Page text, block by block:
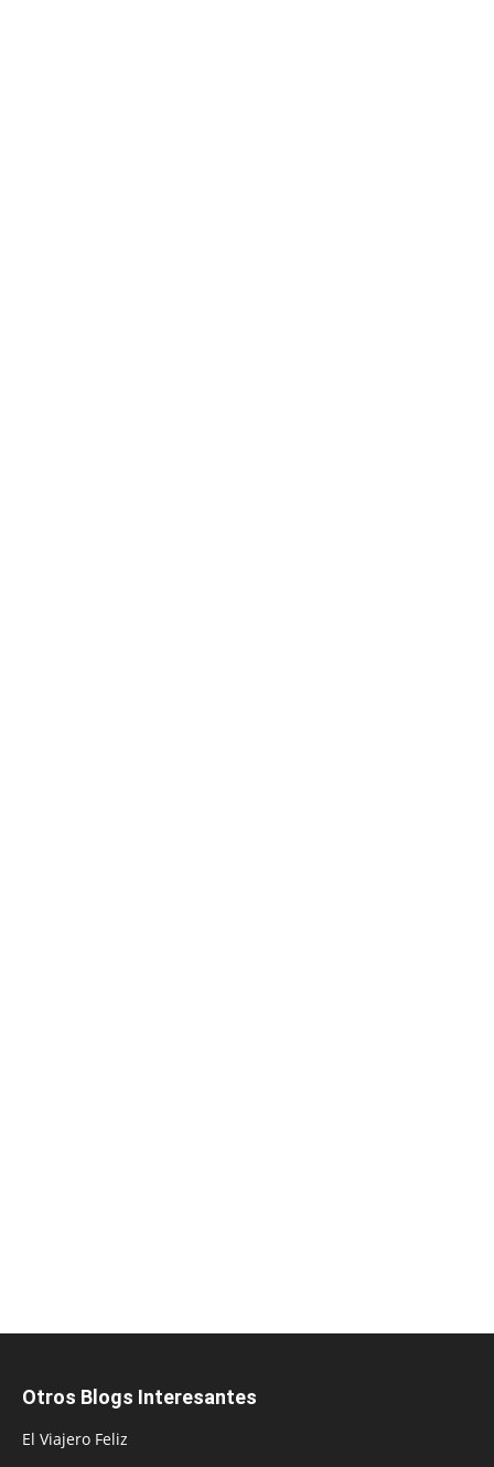
Otros Blogs Interesantes
El Viajero Feliz